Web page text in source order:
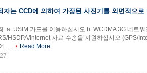
자는 CCD에 의하여 가장된 사진기를 외면적으로
: a. USIM 카드를 이용하십시오 b. WCDMA 3G 네트
HSDPA/Internet 자료 수송을 지원하십시오 (GPS/
...
Read More